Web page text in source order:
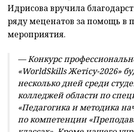
Идрисова вручила
ряду меценатов за помощь в
мероприятия.
— Конкурс
«WorldSkills Жетісу-2026»
несколько дней среди
колледжей области по
«Педагогика и методика
по компетенции